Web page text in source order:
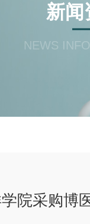
新闻
NEWS
院采购博